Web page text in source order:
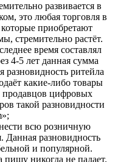
развивается в
это любая торговля в
приобретают
стремительно растёт.
время составлял
4-5 лет данная сумма
разновидность ритейла
какие-либо товары
продавцов цифровых
такой разновидности
всю розничную
Данная разновидность
и популярной.
пищу никогда не падает.